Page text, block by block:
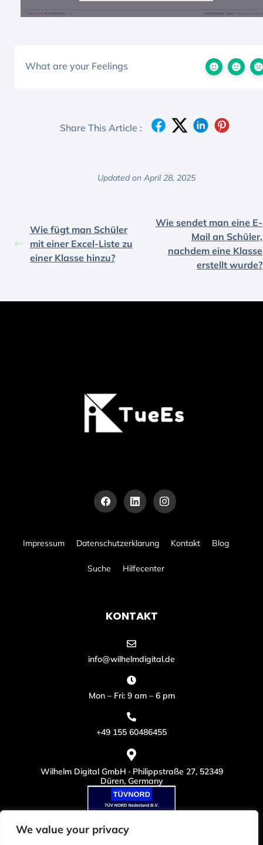
We value your privacy
What are your Feelings
Share This Article :
Updated on April 28, 2025
Wie fügt man Schüler
mit einer Excel-Liste zu
einer Klasse hinzu?
Wie sendet man eine E-
Mail an Schüler,
nachdem eine Klasse
erstellt wurde?
Impressum Datenschutzerklarung Kontakt Blog
Suche Hilfecenter
KONTAKT
info@wilhelmdigital.de
Mon – Fri: 9 am – 6 pm
+49 155 60486455
Wilhelm Digital GmbH · Philippstraße 27, 52349
Düren, Germany